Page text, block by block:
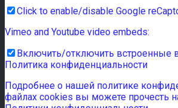
Click to enable/disable Google
Vimeo and Youtube video embeds:
Включить/отключить встроенные
Политика конфиденциальности
Подробнее о нашей политике
файлах cookies вы можете прочесть